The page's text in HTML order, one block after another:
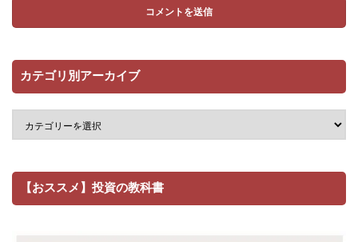
カテゴリ別アーカイブ
【おススメ】投資の教科書